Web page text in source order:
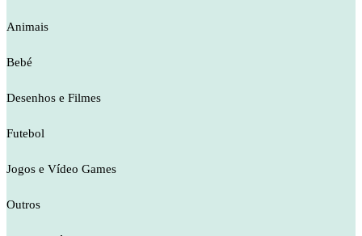
Animais
Bebé
Desenhos e Filmes
Futebol
Jogos e Vídeo Games
Outros